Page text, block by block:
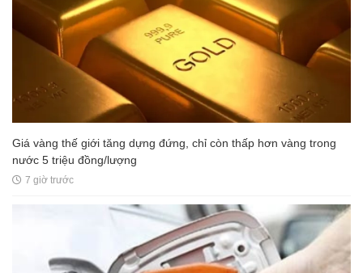
Giá vàng thế giới tăng dựng đứng, chỉ còn thấp hơn vàng trong
nước 5 triệu đồng/lượng
7 giờ trước